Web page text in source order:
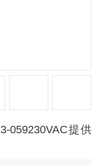
059230VAC提供